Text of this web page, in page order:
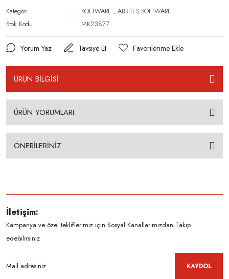
Kategori SOFTWARE ,ABRITES SOFTWARE
Stok Kodu
MK23877
Yorum Yaz Tavsiye Et
ÜRÜN BİLGİSİ
ÜRÜN YORUMLARI
ÖNERİLERİNİZ
İletişim:
Kampanya ve özel tekliflerimiz için Sosyal Kanallarımızdan Takip
edebilirsiniz
KAYDOL